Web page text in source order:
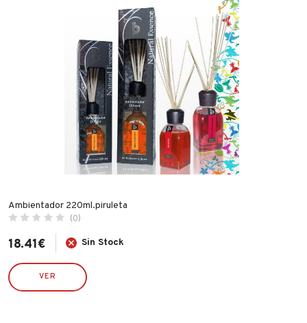
Ambientador 220ml.piruleta
(0)
18.41€ Sin Stock
VER